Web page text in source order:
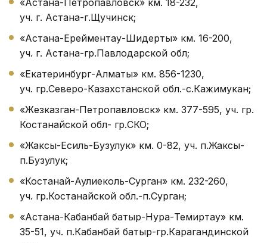
уч. г. Астана-г.Щучинск;
«Астана-Ерейментау-Шидерты» км. 16-200,
уч. г. Астана-гр.Павлодарской обл;
«Екатеринбург-Алматы» км. 856-1230,
уч. гр.Северо-Казахстанской обл.-с.Кажимукан;
«Жезказган-Петропавловск» км. 377-595, уч. гр.
Костанайской обл- гр.СКО;
«Жаксы-Есиль-Бузулук» км. 0-82, уч. п.Жаксы-
п.Бузулук;
«Костанай-Аулиеколь-Сурган» км. 232-260,
уч. гр.Костанайской обл.-п.Сурган;
«Астана-Кабанбай батыр-Нура-Темиртау» км.
35-51, уч. п.Кабанбай батыр-гр.Карагандинской